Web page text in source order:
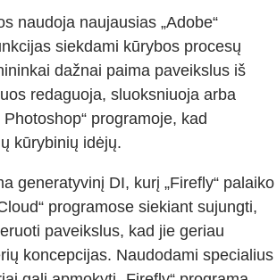
naudoja naujausias „Adobe“
siekdami kūrybos procesų
dažnai paima paveikslus iš
redaguoja, sluoksniuoja arba
programoje, kad
kūrybinių idėjų.
generatyvinį DI, kurį „Firefly“ palaiko
programose siekiant sujungti,
paveikslus, kad jie geriau
koncepcijas. Naudodami specialius